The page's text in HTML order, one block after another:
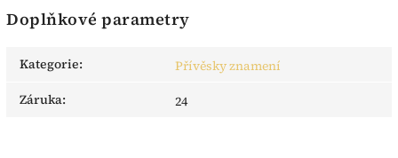
Doplňkové parametry
Kategorie:
Přívěsky znamení
Záruka: 24